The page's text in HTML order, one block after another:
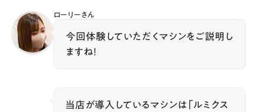
ローリーさん
今回体験していただくマシンをご説明し
ますね！
当店が導入しているマシンは「ルミクス